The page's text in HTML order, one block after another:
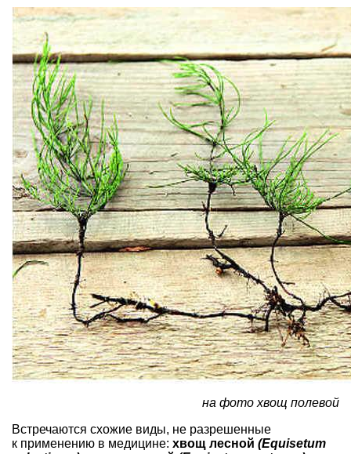
на фото хвощ полевой
Встречаются схожие виды, не разрешенные
к применению в медицине: хвощ лесной (Equisetum